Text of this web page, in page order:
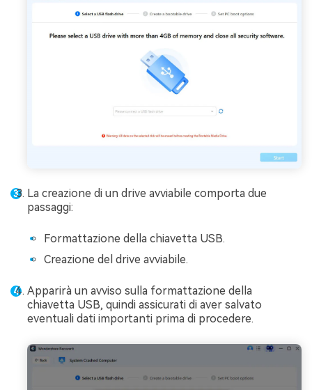
La creazione di un drive avviabile comporta due
passaggi:
Formattazione della chiavetta USB.
Creazione del drive avviabile.
Apparirà un avviso sulla formattazione della
chiavetta USB, quindi assicurati di aver salvato
eventuali dati importanti prima di procedere.